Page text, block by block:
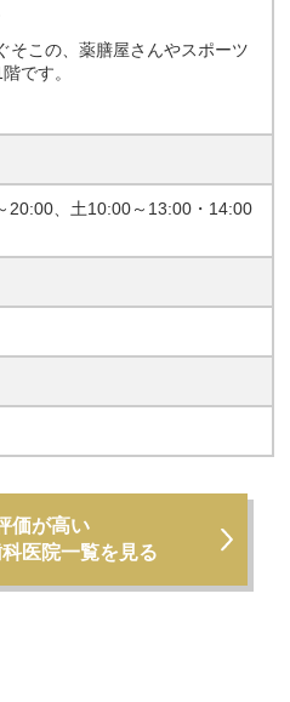
そこの、薬膳屋さんやスポーツ
です。
20:00、土10:00～13:00・14:00
価が高い
医院一覧を見る